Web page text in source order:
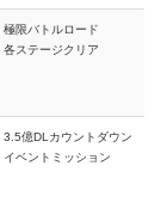
極限バトルロード
各ステージクリア
3.5億DLカウントダウン
イベントミッション